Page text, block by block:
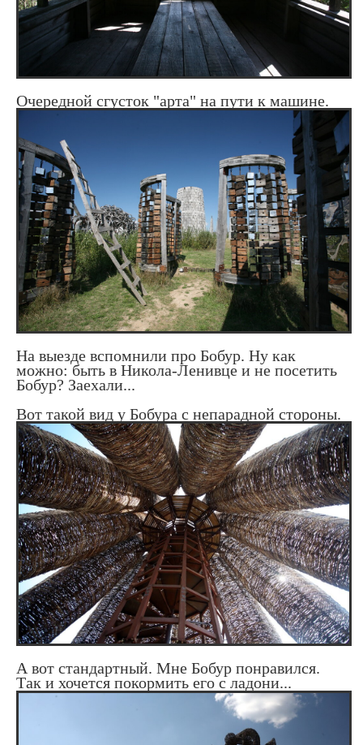
Очередной сгусток "арта" на пути к машине.
На выезде вспомнили про Бобур. Ну как
можно: быть в Никола-Ленивце и не посетить
Бобур? Заехали...
Вот такой вид у Бобура с непарадной стороны.
А вот стандартный. Мне Бобур понравился.
Так и хочется покормить его с ладони...